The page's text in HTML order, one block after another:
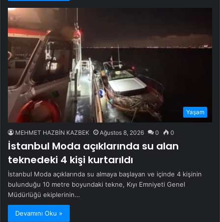
Yaşam
MEHMET HAZBİN KAZBEK Ağustos 8, 2026 0 0
İstanbul Moda açıklarında su alan
teknedeki 4 kişi kurtarıldı
İstanbul Moda açıklarında su almaya başlayan ve içinde 4 kişinin
bulunduğu 10 metre boyundaki tekne, Kıyı Emniyeti Genel
Müdürlüğü ekiplerinin…
Devamını Oku »